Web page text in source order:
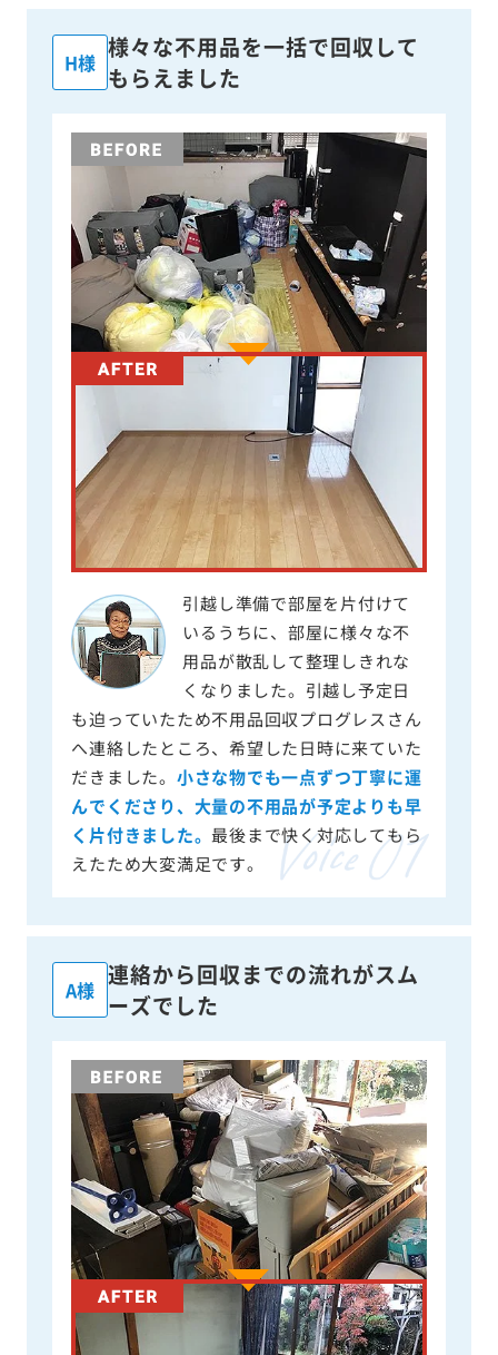
H様
様々な不用品を一括で回収して
もらえました
引越し準備で部屋を片付けて
いるうちに、部屋に様々な不
用品が散乱して整理しきれな
くなりました。引越し予定日
も迫っていたため不用品回収プログレスさん
へ連絡したところ、希望した日時に来ていた
だきました。 小さな物でも一点ずつ丁寧に運
んでくださり、大量の不用品が予定よりも早
く片付きました。 最後まで快く対応してもら
えたため大変満足です。
A様
連絡から回収までの流れがスム
ーズでした